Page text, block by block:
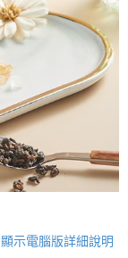
顯示電腦版詳細說明